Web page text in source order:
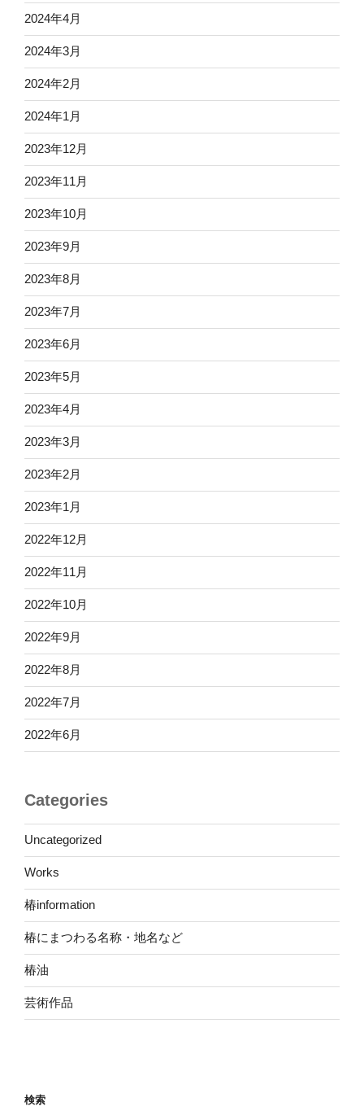
2024年4月
2024年3月
2024年2月
2024年1月
2023年12月
2023年11月
2023年10月
2023年9月
2023年8月
2023年7月
2023年6月
2023年5月
2023年4月
2023年3月
2023年2月
2023年1月
2022年12月
2022年11月
2022年10月
2022年9月
2022年8月
2022年7月
2022年6月
Categories
Uncategorized
Works
椿information
椿にまつわる名称・地名など
椿油
芸術作品
検索